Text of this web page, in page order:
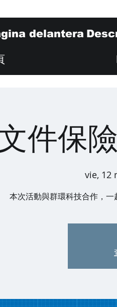
delantera
件保
vie, 12
本次活動與群環科技合作，